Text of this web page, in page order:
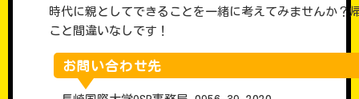
時代に親としてできることを一緒に考えてみませんか？
こと間違いなしです！
お問い合わせ先